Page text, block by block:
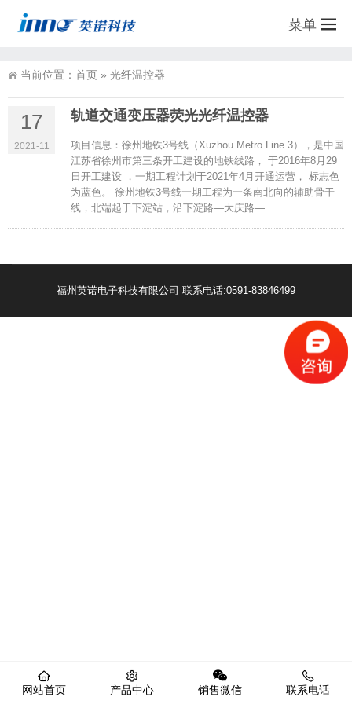
菜单
当前位置： 首页 » 光纤温控器
17
2021-11
轨道交通变压器荧光光纤温控器
项目信息：徐州地铁3号线（Xuzhou Metro Line 3），是中国
江苏省徐州市第三条开工建设的地铁线路， 于2016年8月29
日开工建设 ，一期工程计划于2021年4月开通运营， 标志色
为蓝色。 徐州地铁3号线一期工程为一条南北向的辅助骨干
线，北端起于下淀站，沿下淀路—大庆路—...
福州英诺电子科技有限公司 联系电话:0591-83846499
网站首页 产品中心 销售微信 联系电话